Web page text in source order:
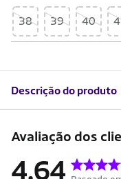
38 39 40
Descrição do produto
Avaliação dos
4.64